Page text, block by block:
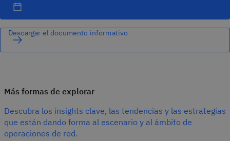
Descargar el documento informativo
Más formas de explorar
Descubra los insights clave, las tendencias y las estrategias
que están dando forma al escenario y al ámbito de
operaciones de red.